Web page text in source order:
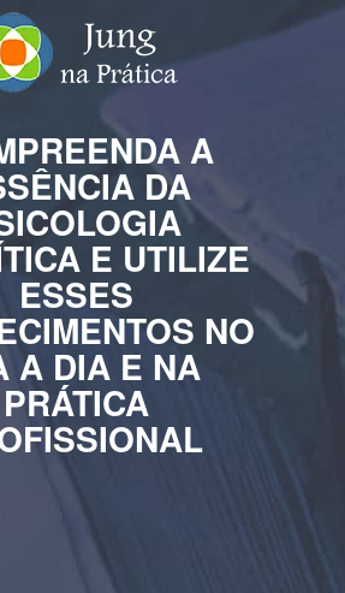
A
DA
E UTILIZE
ESSES
NO
A DIA E NA
PRÁTICA